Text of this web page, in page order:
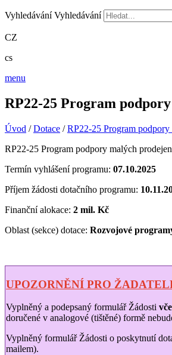
Vyhledávání Vyhledávání
CZ
cs
menu
RP22-25 Program
Úvod /Dotace /RP22-25 Program
RP22-25 Program podpory malých
Termín vyhlášení programu: 07.10.2025
Příjem žádosti dotačního programu:
Finanční alokace: 2 mil. Kč
Oblast (sekce) dotace: Rozvojové
UPOZORNĚNÍ PRO
Vyplněný a podepsaný formulář Žádosti
doručené v analogové (tištěné) formě
Vyplněný formulář Žádosti o poskytnutí
mailem).